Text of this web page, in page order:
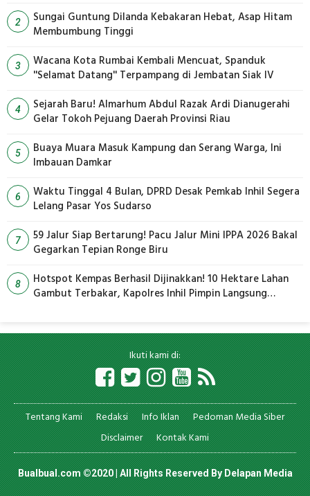
2
Sungai Guntung Dilanda Kebakaran Hebat, Asap Hitam
Membumbung Tinggi
3
Wacana Kota Rumbai Kembali Mencuat, Spanduk
''Selamat Datang'' Terpampang di Jembatan Siak IV
4
Sejarah Baru! Almarhum Abdul Razak Ardi Dianugerahi
Gelar Tokoh Pejuang Daerah Provinsi Riau
5
Buaya Muara Masuk Kampung dan Serang Warga, Ini
Imbauan Damkar
6
Waktu Tinggal 4 Bulan, DPRD Desak Pemkab Inhil Segera
Lelang Pasar Yos Sudarso
7
59 Jalur Siap Bertarung! Pacu Jalur Mini IPPA 2026 Bakal
Gegarkan Tepian Ronge Biru
8
Hotspot Kempas Berhasil Dijinakkan! 10 Hektare Lahan
Gambut Terbakar, Kapolres Inhil Pimpin Langsung
Ikuti kami di:
Tentang Kami Redaksi Info Iklan
Pedoman Media Siber
Disclaimer
Kontak Kami
Bualbual.com ©2020 | All Rights Reserved ByDelapan Media